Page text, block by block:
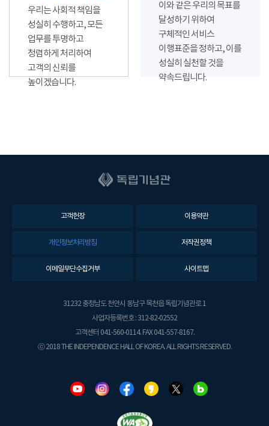
우리는 사회적 책임을
성실히 수행하고, 모든
업무를 투명하고
청렴하게 처리하여
고객의 신뢰를
높이겠습니다.
이와 같은 우리의 목표를
달성하기 위하여
구체적인 서비스
이행표준을 정하고, 이를
성실히 실천할 것을
약속드립니다.
고객헌장 이용약관
개인정보처리방침 저작권정책
이메일무단수집거부 사이트맵
31232 충청남도 천안시 동남구 목천읍 독립기념관로 1
사업자등록번호 : 312-82-02552
고객센터 041-560-0114. FAX 041-557-8167.
ⓒ 2018 THE INDEPENDENCE HALL OF KOREA. ALL RIGHTS RESERVED.